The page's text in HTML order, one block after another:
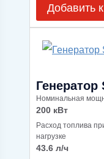
Добавить
Генератор
Номинальная
200 кВт
Расход топлива
нагрузке
43.6 л/ч